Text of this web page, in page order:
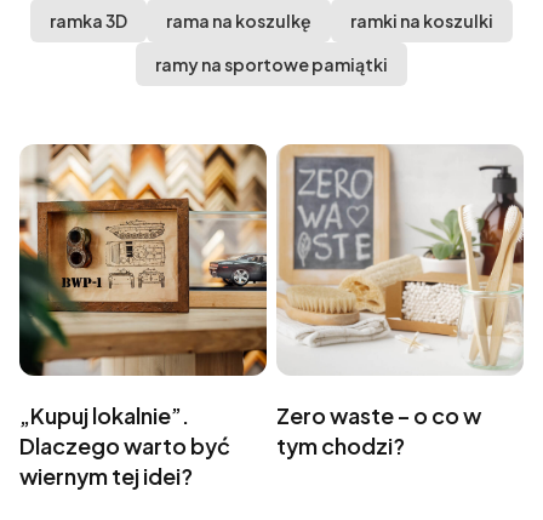
ramka 3D
rama na koszulkę
ramki na koszulki
ramy na sportowe pamiątki
„Kupuj lokalnie”.
Dlaczego warto być
wiernym tej idei?
Zero waste – o co w
tym chodzi?